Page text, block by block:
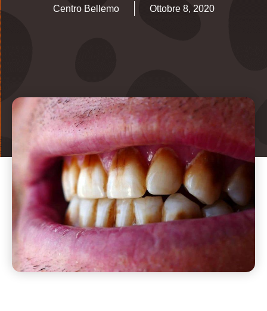
Centro Bellemo Ottobre 8, 2020